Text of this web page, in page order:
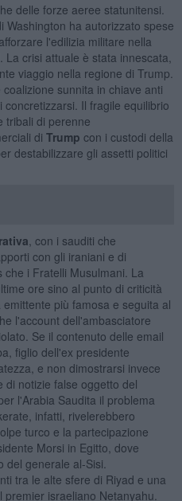
delle forze aeree statunitensi.
ha autorizzato spese
l'edilizia militare nella
crisi attuale è stata innescata,
viaggio nella regione di Trump.
sunnita in chiave anti
Il fragile equilibrio
tribali di perenne
di Trump con i custodi della
destabilizzare gli assetti politici
, con i sauditi che
con gli iraniani e di
i Fratelli Musulmani. La
ore sino al punto di criticità
più famosa e seguita al
l'account dell'ambasciatore
Se il contenuto delle email
figlio dell'ex presidente
e non dimostrarsi invece
di notizie false oggetto del
l'Arabia Saudita il problema
infatti, rivelerebbero
turco e la partecipazione
Morsi in Egitto, dove
generale al-Sisi.
tra le alte sfere di Riyad e una
israeliano Netanyahu.